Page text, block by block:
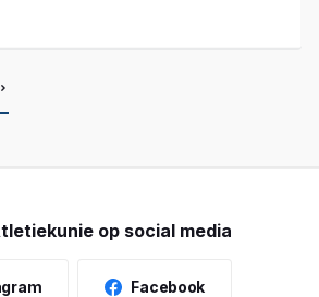
op social media
Facebook